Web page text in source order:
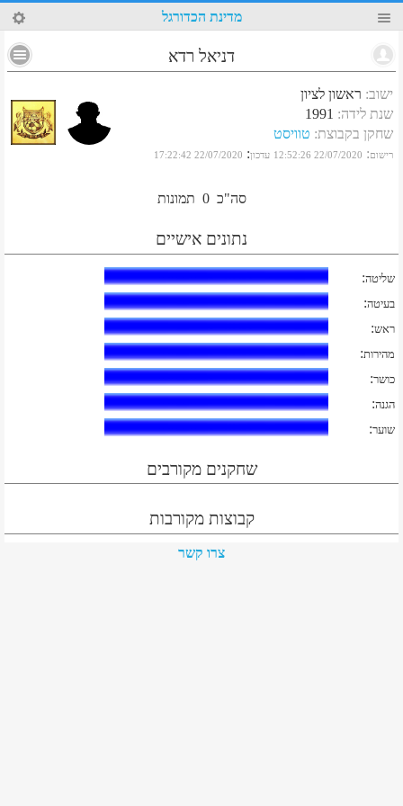
63 מדינת הכדורגל
דניאל רדא
ישוב: ראשון לציון
שנת לידה:
1991
שחקן בקבוצת: טוויסט
רישום:
22/07/2020 12:52:26 עדכון:
22/07/2020 17:22:42
סה"כ 0 תמונות
נתונים אישיים
שליטה:
בעיטה:
ראש:
מהירות:
כושר:
הגנה:
שוער:
שחקנים מקורבים
קבוצות מקורבות
צרו קשר